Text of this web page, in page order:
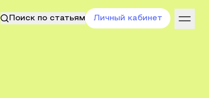
Поиск по статьям Личный кабинет